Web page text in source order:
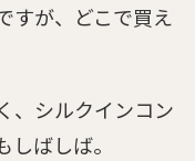
すが、どこで買え
、シルクインコン
ばしば。